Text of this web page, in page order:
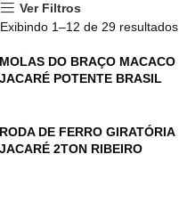
Ver Filtros
Exibindo 1–12 de 29 resultados
MOLAS DO BRAÇO MACACO
JACARÉ POTENTE BRASIL
RODA DE FERRO GIRATÓRIA
JACARÉ 2TON RIBEIRO